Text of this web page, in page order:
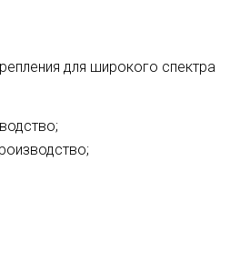
для широкого спектра